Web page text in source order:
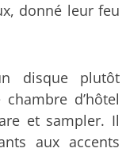
donné leur feu
disque plutôt
d’hôtel
et sampler. Il
aux accents